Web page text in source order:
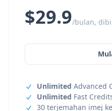
$29.9/bulan,
Unlimited Advanced
Unlimited Fast
30 terjemahan imej